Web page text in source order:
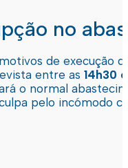
no
de execução
entre as 14h30
o normal
pelo incómodo